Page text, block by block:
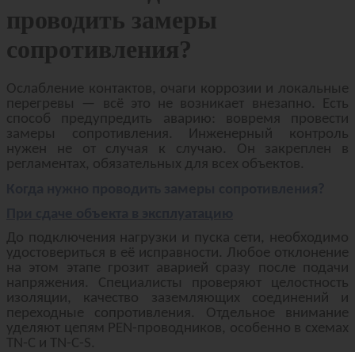
проводить замеры
сопротивления?
Ослабление контактов, очаги коррозии и локальные
перегревы — всё это не возникает внезапно. Есть
способ предупредить аварию: вовремя провести
замеры сопротивления. Инженерный контроль
нужен не от случая к случаю. Он закреплен в
регламентах, обязательных для всех объектов.
До подключения нагрузки и пуска сети, необходимо
удостовериться в её исправности. Любое отклонение
на этом этапе грозит аварией сразу после подачи
напряжения. Специалисты проверяют целостность
изоляции, качество заземляющих соединений и
переходные сопротивления. Отдельное внимание
уделяют цепям PEN-проводников, особенно в схемах
TN-C и TN-C-S.